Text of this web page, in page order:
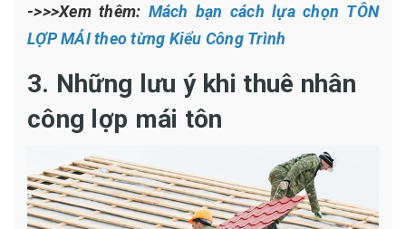
->>>Xem thêm: Mách bạn cách lựa chọn TÔN
LỢP MÁI theo từng Kiểu Công Trình
3. Những lưu ý khi thuê nhân
công lợp mái tôn